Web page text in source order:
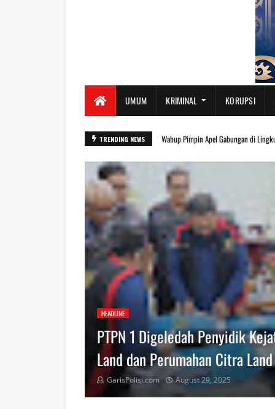
UMUM KRIMINAL KORUPSI
TRENDING NEWS Wabup Pimpin Apel Gabungan di
HEADLINE
PTPN 1 Digeledah Penyidik
Land dan Perumahan Citra
GarisPolisi.com August 29, 2025